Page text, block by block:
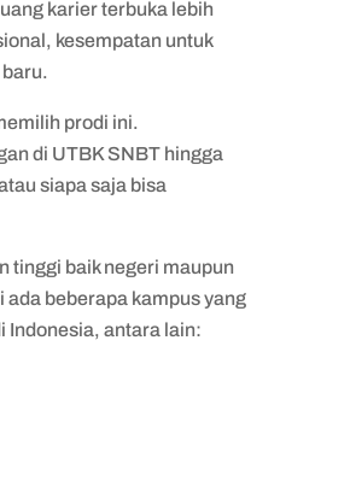
karier terbuka lebih
kesempatan untuk
prodi ini.
di UTBK SNBT hingga
siapa saja bisa
tinggi baik negeri maupun
beberapa kampus yang
Indonesia, antara lain: